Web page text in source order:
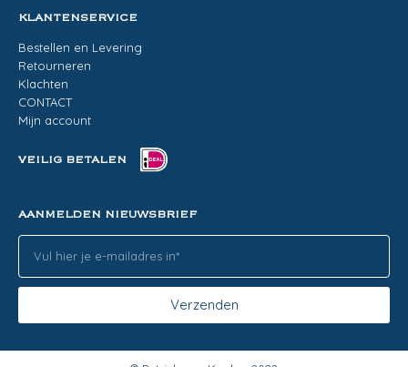
KLANTENSERVICE
Bestellen en Levering
Retourneren
Klachten
CONTACT
Mijn account
VEILIG BETALEN
AANMELDEN NIEUWSBRIEF
Verzenden